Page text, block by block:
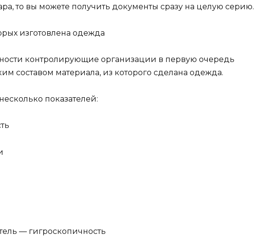
то вы можете получить документы сразу на целую серию.
изготовлена одежда
контролирующие организации в первую очередь
составом материала, из которого сделана одежда.
показателей:
— гигроскопичность